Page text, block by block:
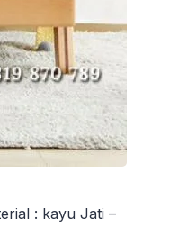
: kayu Jati –